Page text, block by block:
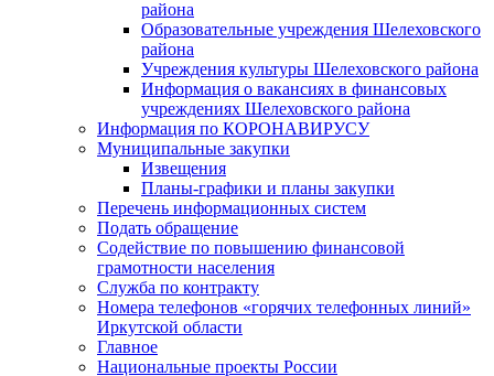
района
Образовательные учреждения Шелеховского
района
Учреждения культуры Шелеховского района
Информация о вакансиях в финансовых
учреждениях Шелеховского района
Информация по КОРОНАВИРУСУ
Муниципальные закупки
Извещения
Планы-графики и планы закупки
Перечень информационных систем
Подать обращение
Содействие по повышению финансовой
грамотности населения
Служба по контракту
Номера телефонов «горячих телефонных линий»
Иркутской области
Главное
Национальные проекты России